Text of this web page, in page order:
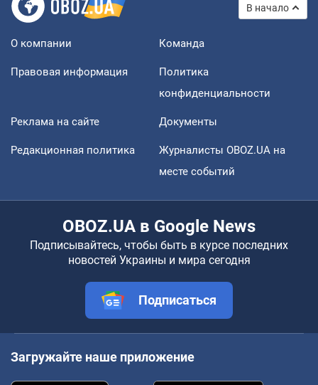
В начало
О компании Команда
Правовая информация
Политика
конфиденциальности
Реклама на сайте Документы
Редакционная политика
Журналисты OBOZ.UA на
месте событий
OBOZ.UA в Google News
Подписывайтесь, чтобы быть в курсе последних
новостей Украины и мира сегодня
Подписаться
Загружайте наше приложение